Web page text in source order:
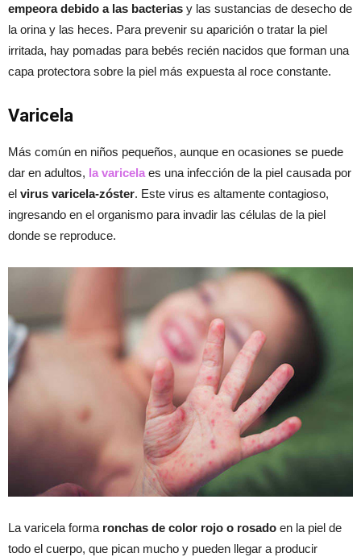
empeora debido a las bacterias y las sustancias de desecho de
la orina y las heces. Para prevenir su aparición o tratar la piel
irritada, hay pomadas para bebés recién nacidos que forman una
capa protectora sobre la piel más expuesta al roce constante.
Varicela
Más común en niños pequeños, aunque en ocasiones se puede
dar en adultos, la varicela es una infección de la piel causada por
el virus varicela-zóster. Este virus es altamente contagioso,
ingresando en el organismo para invadir las células de la piel
donde se reproduce.
La varicela forma ronchas de color rojo o rosado en la piel de
todo el cuerpo, que pican mucho y pueden llegar a producir